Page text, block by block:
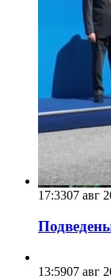
17:3307 авг
13:5907 авг